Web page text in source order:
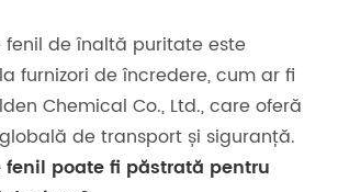
fenil de înaltă puritate este
furnizori de încredere, cum ar fi
Chemical Co., Ltd., care oferă
de transport și siguranță.
fenil poate fi păstrată pentru